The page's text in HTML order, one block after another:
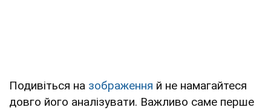
Подивіться на зображення й не намагайтеся
довго його аналізувати. Важливо саме перше